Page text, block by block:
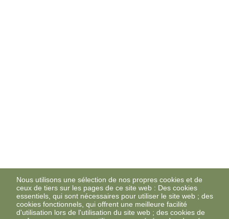
Nous utilisons une sélection de nos propres cookies et de
ceux de tiers sur les pages de ce site web : Des cookies
essentiels, qui sont nécessaires pour utiliser le site web ; des
cookies fonctionnels, qui offrent une meilleure facilité
d'utilisation lors de l'utilisation du site web ; des cookies de